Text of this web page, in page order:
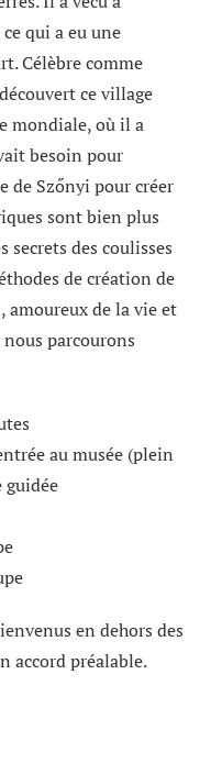
qui a eu une
Célèbre comme
ce village
mondiale, où il a
besoin pour
de Szőnyi pour créer
sont bien plus
secrets des coulisses
de création de
de la vie et
parcourons
au musée (plein
en dehors des
accord préalable.